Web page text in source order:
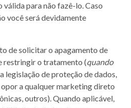
válida para não fazê-lo. Caso
você será devidamente
de solicitar o apagamento de
restringir o tratamento (quando
legislação de proteção de dados,
a qualquer marketing direto
outros). Quando aplicável,